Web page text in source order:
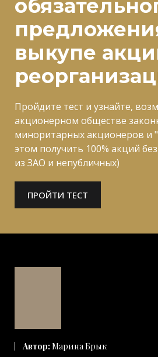
выкупе
Пройдите тест и узнайте,
акционерном обществе
миноритарных акционеров и
этом получить 100% акций без
из ЗАО и непубличных)
ПРОЙТИ ТЕСТ
Автор: Марина Брык